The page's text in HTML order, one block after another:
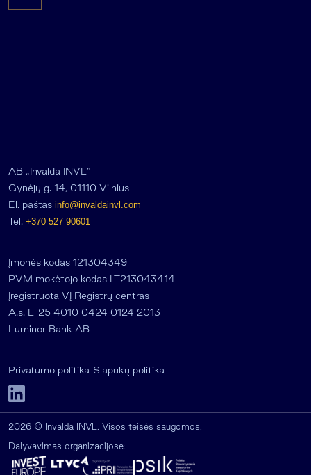
AB „Invalda INVL“
Gynėjų g. 14, 01110 Vilnius
El. paštas info@invaldainvl.com
Tel. +370 527 90601
Įmonės kodas 121304349
PVM mokėtojo kodas LT213043414
Įregistruota VĮ Registrų centras
A.s. LT25 4010 0424 0124 2013
Luminor Bank AB
Privatumo politika Slapukų politika
2026 © Invalda INVL. Visos teisės saugomos.
Dalyvavimas organizacijose: